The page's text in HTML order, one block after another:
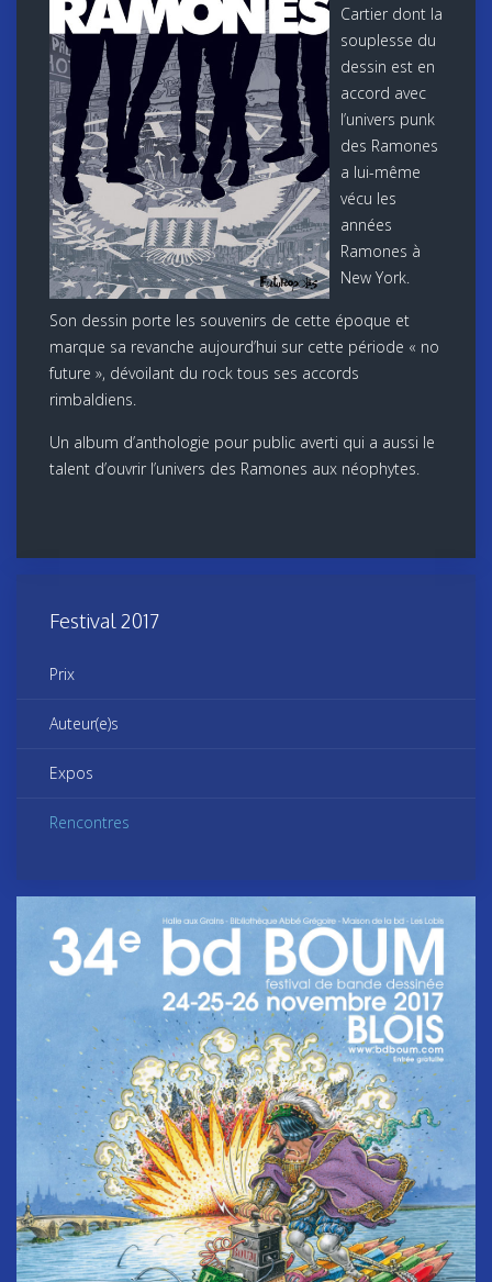
Cartier dont la
souplesse du
dessin est en
accord avec
l’univers punk
des Ramones
a lui-même
vécu les
années
Ramones à
New York.
Son dessin porte les souvenirs de cette époque et
marque sa revanche aujourd’hui sur cette période « no
future », dévoilant du rock tous ses accords
rimbaldiens.
Un album d’anthologie pour public averti qui a aussi le
talent d’ouvrir l’univers des Ramones aux néophytes.
Festival 2017
Prix
Auteur(e)s
Expos
Rencontres